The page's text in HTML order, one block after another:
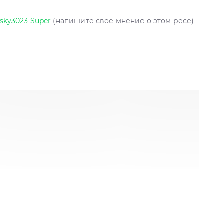
Super (напишите своё мнение о этом ресе)